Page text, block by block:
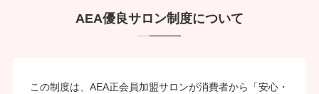
AEA優良サロン制度について
この制度は、AEA正会員加盟サロンが消費者から「安心・